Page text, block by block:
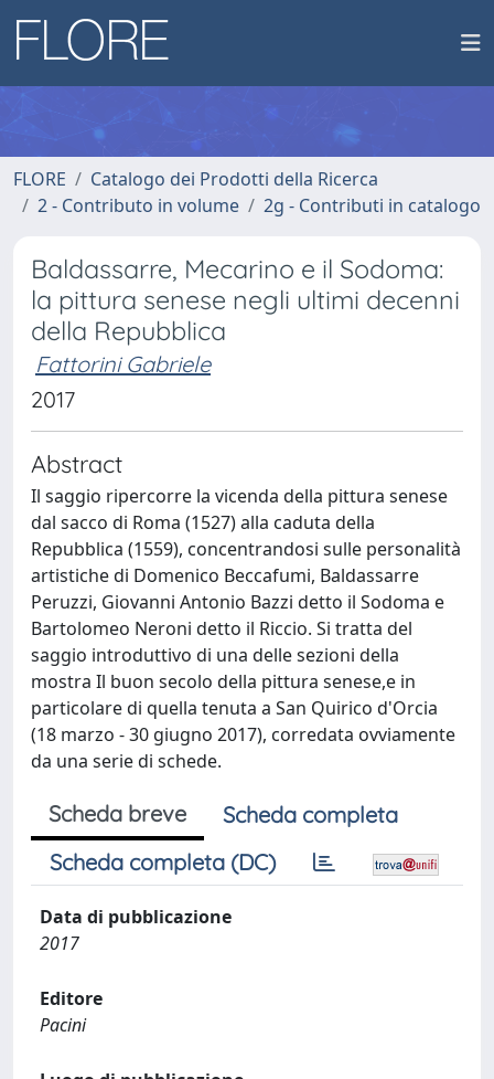
FLORE
Catalogo dei Prodotti della Ricerca
2 - Contributo in volume
2g - Contributi in catalogo
Baldassarre, Mecarino e il Sodoma:
la pittura senese negli ultimi decenni
della Repubblica
Fattorini Gabriele
2017
Abstract
Il saggio ripercorre la vicenda della pittura senese
dal sacco di Roma (1527) alla caduta della
Repubblica (1559), concentrandosi sulle personalità
artistiche di Domenico Beccafumi, Baldassarre
Peruzzi, Giovanni Antonio Bazzi detto il Sodoma e
Bartolomeo Neroni detto il Riccio. Si tratta del
saggio introduttivo di una delle sezioni della
mostra Il buon secolo della pittura senese,e in
particolare di quella tenuta a San Quirico d'Orcia
(18 marzo - 30 giugno 2017), corredata ovviamente
da una serie di schede.
Scheda breve
Scheda completa
Scheda completa (DC)
Data di pubblicazione
2017
Editore
Pacini